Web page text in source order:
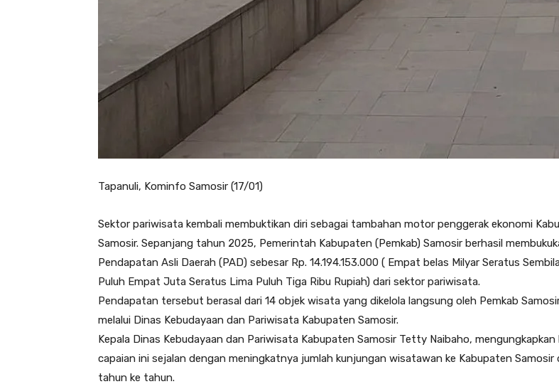
Tapanuli, Kominfo Samosir (17/01)
Sektor pariwisata kembali membuktikan diri sebagai tambahan motor penggerak ekonomi
Samosir. Sepanjang tahun 2025, Pemerintah Kabupaten (Pemkab) Samosir berhasil
Pendapatan Asli Daerah (PAD) sebesar Rp. 14.194.153.000 ( Empat belas Milyar Seratus
Puluh Empat Juta Seratus Lima Puluh Tiga Ribu Rupiah) dari sektor pariwisata.
Pendapatan tersebut berasal dari 14 objek wisata yang dikelola langsung oleh Pemkab
melalui Dinas Kebudayaan dan Pariwisata Kabupaten Samosir.
Kepala Dinas Kebudayaan dan Pariwisata Kabupaten Samosir Tetty Naibaho, mengungkapkan
capaian ini sejalan dengan meningkatnya jumlah kunjungan wisatawan ke Kabupaten Samosir
tahun ke tahun.